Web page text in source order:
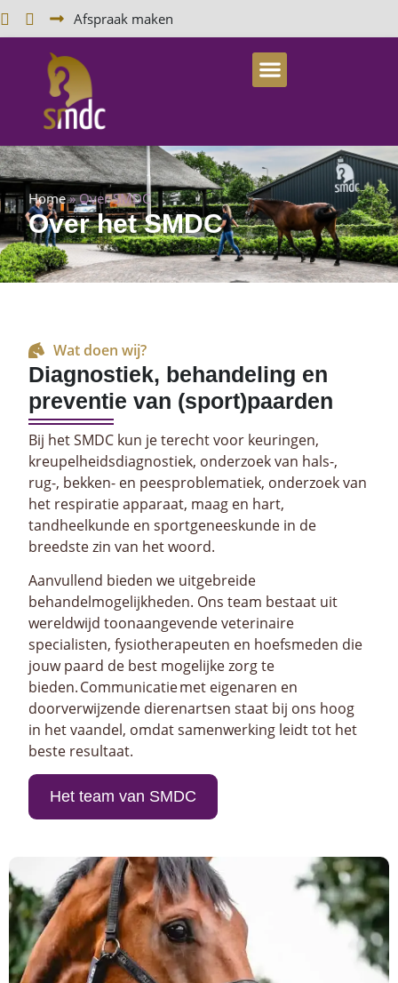
Afspraak maken
Home»Over SMDC
Over het SMDC
Wat doen wij?
Diagnostiek, behandeling en
preventie van (sport)paarden
Bij het SMDC kun je terecht voor keuringen,
kreupelheidsdiagnostiek, onderzoek van hals-,
rug-, bekken- en peesproblematiek, onderzoek van
het respiratie apparaat, maag en hart,
tandheelkunde en sportgeneeskunde in de
breedste zin van het woord.
Aanvullend bieden we uitgebreide
behandelmogelijkheden. Ons team bestaat uit
wereldwijd toonaangevende veterinaire
specialisten, fysiotherapeuten en hoefsmeden die
jouw paard de best mogelijke zorg te
bieden. Communicatie met eigenaren en
doorverwijzende dierenartsen staat bij ons hoog
in het vaandel, omdat samenwerking leidt tot het
beste resultaat.
Het team van SMDC